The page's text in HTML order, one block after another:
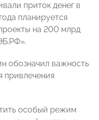
приток денег в
планируется
на 200 млрд
обозначил важность
привлечения
особый режим